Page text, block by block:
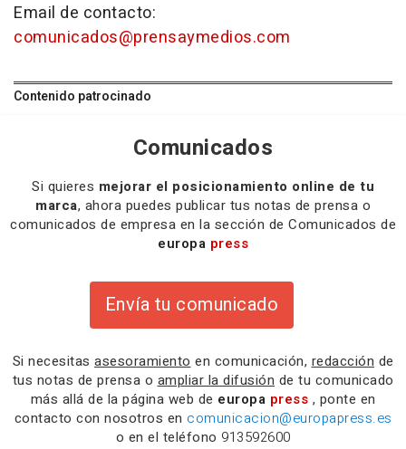
Email de contacto:
comunicados@prensaymedios.com
Contenido patrocinado
Comunicados
Si quieres mejorar el posicionamiento online de tu
marca, ahora puedes publicar tus notas de prensa o
comunicados de empresa en la sección de Comunicados de
europa press
Envía tu comunicado
Si necesitas asesoramiento en comunicación, redacción de
tus notas de prensa o ampliar la difusión de tu comunicado
más allá de la página web de europa press , ponte en
contacto con nosotros en comunicacion@europapress.es
o en el teléfono 913592600